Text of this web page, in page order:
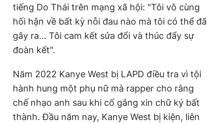
tiếng Do Thái trên mạng xã hội: "Tôi vô cùng
hối hận về bất kỳ nỗi đau nào mà tôi có thể đã
gây ra… Tôi cam kết sửa đổi và thúc đẩy sự
đoàn kết".
Năm 2022 Kanye West bị LAPD điều tra vì tội
hành hung một phụ nữ mà rapper cho rằng
chế nhạo anh sau khi cố gắng xin chữ ký bất
thành. Đầu năm nay, Kanye West bị kiện, liên